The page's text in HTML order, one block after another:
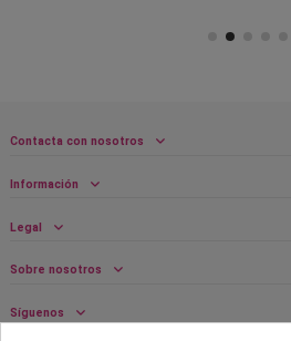
Contacta con nosotros
Información
Legal
Sobre nosotros
Síguenos